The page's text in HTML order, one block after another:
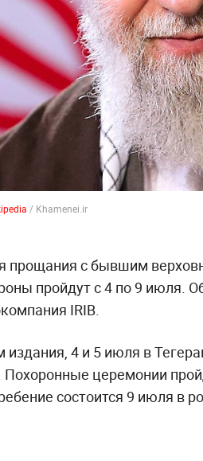
/ Khamenei.ir
прощания с бывшим
пройдут с 4 по 9 июля.
IRIB.
4 и 5 июля в
церемонии
состоится 9 июля в